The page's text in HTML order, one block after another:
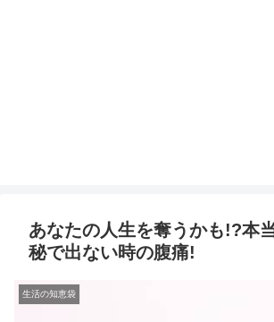
あなたの人生を奪うかも!?本
秘で出ない時の腹痛!
生活の知恵袋